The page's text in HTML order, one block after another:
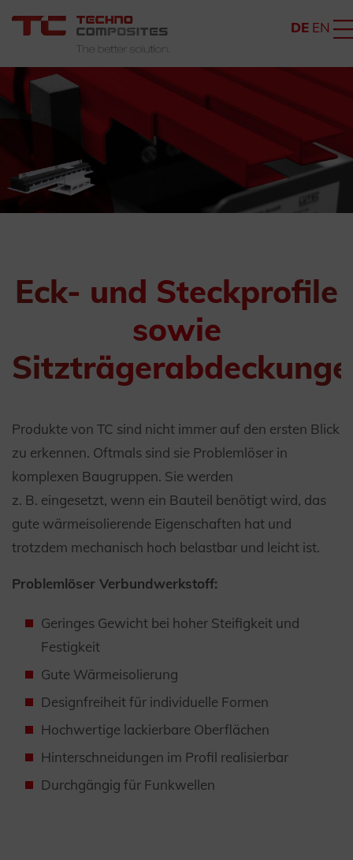
DE EN
Eck- und Steckprofile
sowie
Produkte von TC sind nicht immer auf den ersten Blick
zu erkennen. Oftmals sind sie Problemlöser in
komplexen Baugruppen. Sie werden
z. B. eingesetzt, wenn ein Bauteil benötigt wird, das
gute wärmeisolierende Eigenschaften hat und
trotzdem mechanisch hoch belastbar und leicht ist.
Problemlöser Verbundwerkstoff:
Geringes Gewicht bei hoher Steifigkeit und
Festigkeit
Gute Wärmeisolierung
Designfreiheit für individuelle Formen
Hochwertige lackierbare Oberflächen
Hinterschneidungen im Profil realisierbar
Durchgängig für Funkwellen